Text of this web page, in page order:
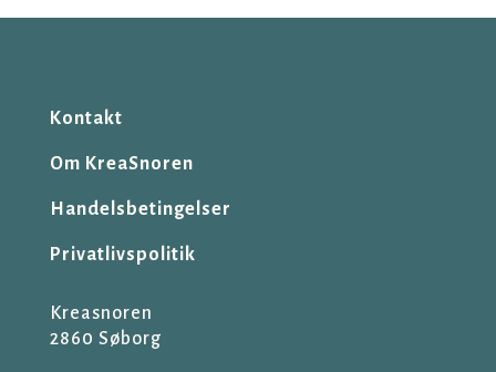
Kontakt
Om KreaSnoren
Handelsbetingelser
Privatlivspolitik
Kreasnoren
2860 Søborg